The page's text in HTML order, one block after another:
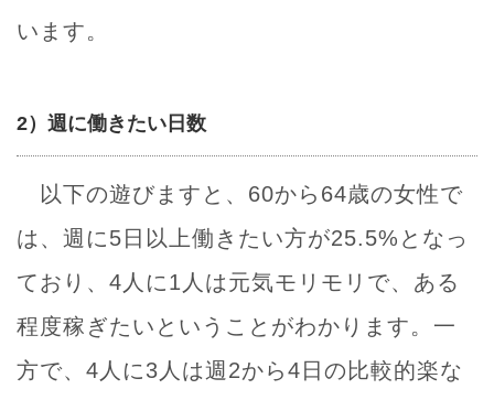
います。
2）週に働きたい日数
以下の遊びますと、60から64歳の女性で
は、週に5日以上働きたい方が25.5%となっ
ており、4人に1人は元気モリモリで、ある
程度稼ぎたいということがわかります。一
方で、4人に3人は週2から4日の比較的楽な